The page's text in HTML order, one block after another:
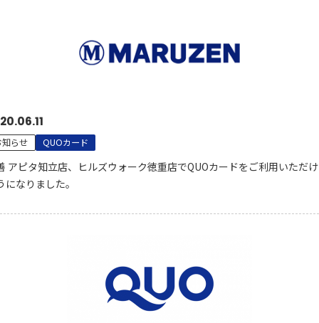
知らせ QUOカード
アピタ知立店、ヒルズウォーク徳重店でQUOカードをご利用いただ
になりました。